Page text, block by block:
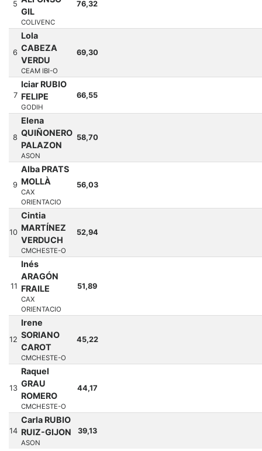
5
GIL
COLIVENC
76,32
6
Lola
CABEZA
VERDU
CEAM IBI-O
69,30
7
Iciar RUBIO
FELIPE
GODIH
66,55
8
Elena
QUIÑONERO
PALAZON
ASON
58,70
9
Alba PRATS
MOLLÀ
CAX
ORIENTACIO
56,03
10
Cintia
MARTÍNEZ
VERDUCH
CMCHESTE-O
52,94
11
Inés
ARAGÓN
FRAILE
CAX
ORIENTACIO
51,89
12
Irene
SORIANO
CAROT
CMCHESTE-O
45,22
13
Raquel
GRAU
ROMERO
CMCHESTE-O
44,17
14
Carla RUBIO
RUIZ-GIJON
ASON
39,13